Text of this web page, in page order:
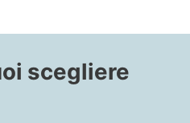
scegliere